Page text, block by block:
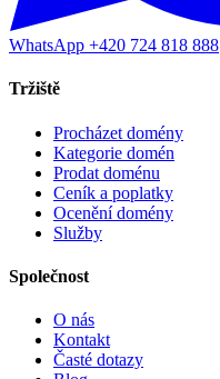
WhatsApp +420 724 818 888
Tržiště
Procházet domény
Kategorie domén
Prodat doménu
Ceník a poplatky
Ocenění domény
Služby
Společnost
O nás
Kontakt
Časté dotazy